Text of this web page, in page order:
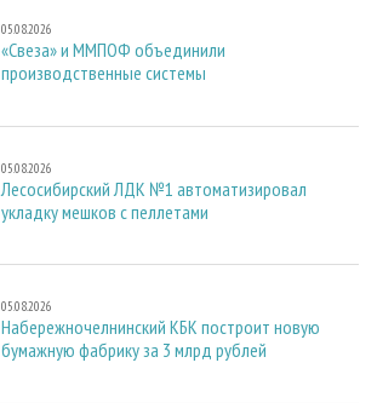
05.08.2026
«Свеза» и ММПОФ объединили
производственные системы
05.08.2026
Лесосибирский ЛДК №1 автоматизировал
укладку мешков с пеллетами
05.08.2026
Набережночелнинский КБК построит новую
бумажную фабрику за 3 млрд рублей